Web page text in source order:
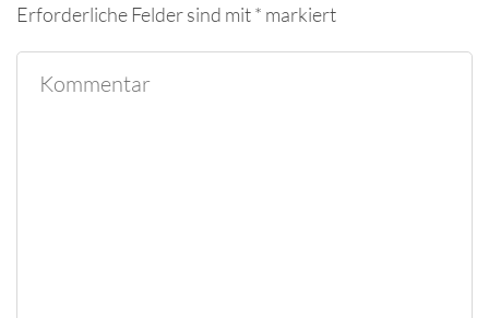
Erforderliche Felder sind mit* markiert